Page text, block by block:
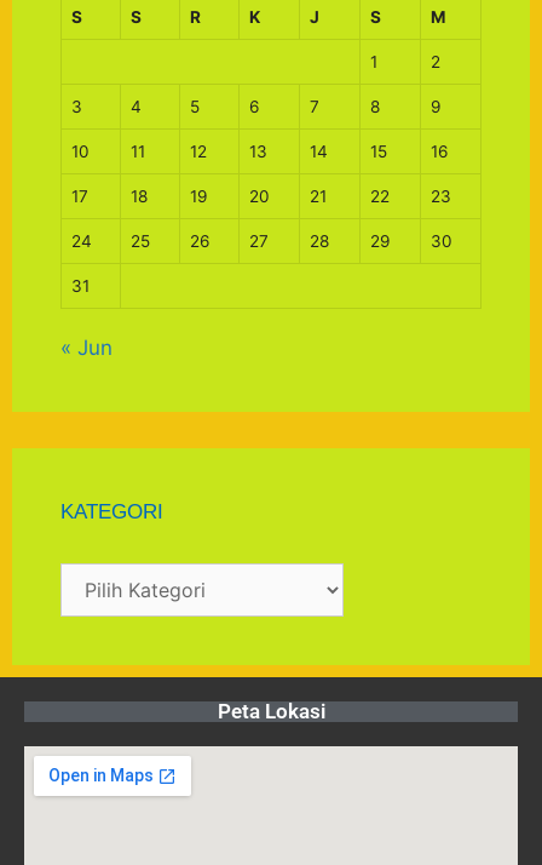
S S R K J S M
1 2
3 4 5 6 7 8 9
10 11 12 13 14 15 16
17 18 19 20 21 22 23
24 25 26 27 28 29 30
31
« Jun
KATEGORI
Peta Lokasi